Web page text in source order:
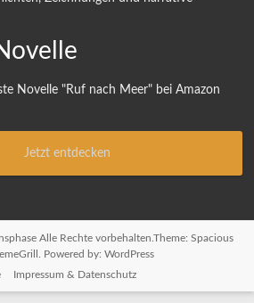
Novelle "Ruf nach Meer" bei Amazon
Jetzt entdecken
Alle Rechte vorbehalten.Theme: Spacious
Powered by:WordPress
Impressum & Datenschutz